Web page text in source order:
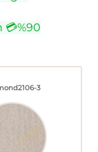
💳%90
3